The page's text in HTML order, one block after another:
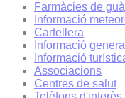
Farmàcies de
Informació
Cartellera
Informació general
Informació
Associacions
Centres de salut